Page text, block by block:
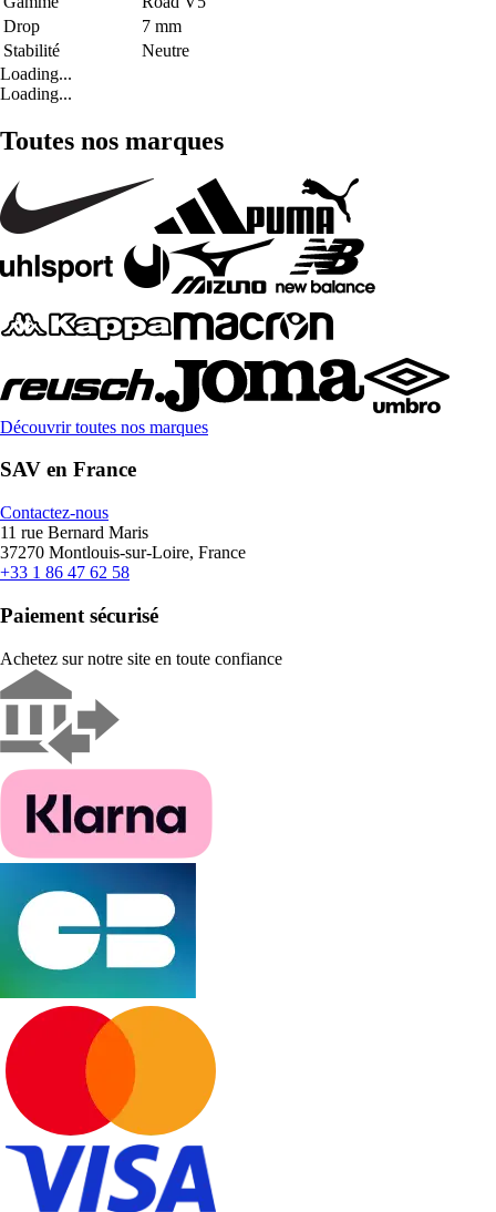
Drop
7 mm
Stabilité
Neutre
Loading...
Loading...
Toutes nos marques
Découvrir toutes nos marques
SAV en France
Contactez-nous
11 rue Bernard Maris
37270 Montlouis-sur-Loire, France
+33 1 86 47 62 58
Paiement sécurisé
Achetez sur notre site en toute confiance